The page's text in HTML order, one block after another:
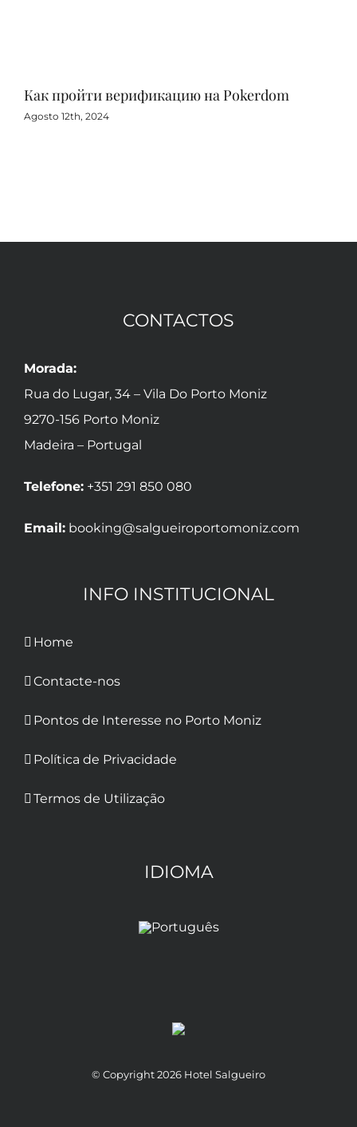
Как пройти верификацию на Pokerdom
Agosto 12th, 2024
CONTACTOS
Morada:
Rua do Lugar, 34 – Vila Do Porto Moniz
9270-156 Porto Moniz
Madeira – Portugal
Telefone: +351 291 850 080
Email: booking@salgueiroportomoniz.com
INFO INSTITUCIONAL
Home
Contacte-nos
Pontos de Interesse no Porto Moniz
Política de Privacidade
Termos de Utilização
IDIOMA
© Copyright2026 Hotel Salgueiro